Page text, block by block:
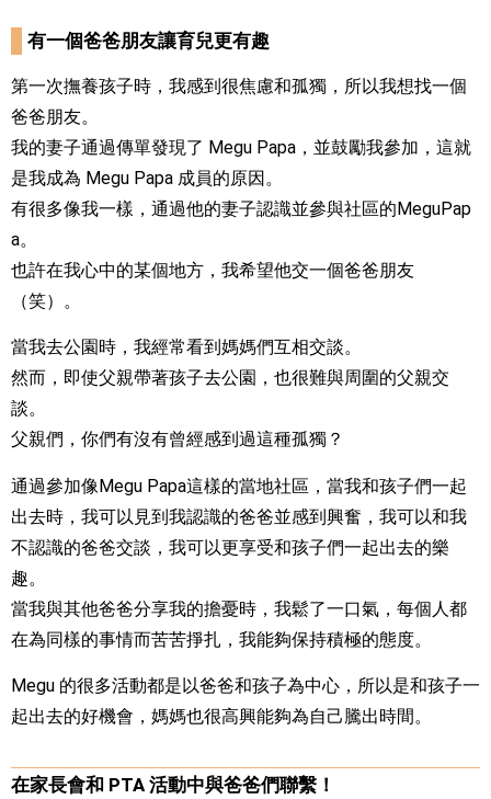
有一個爸爸朋友讓育兒更有趣
第一次撫養孩子時，我感到很焦慮和孤獨，所以我想找一個
爸爸朋友。
我的妻子通過傳單發現了 Megu Papa，並鼓勵我參加，這就
是我成為 Megu Papa 成員的原因。
有很多像我一樣，通過他的妻子認識並參與社區的MeguPap
a。
也許在我心中的某個地方，我希望他交一個爸爸朋友
（笑）。
當我去公園時，我經常看到媽媽們互相交談。
然而，即使父親帶著孩子去公園，也很難與周圍的父親交
談。
父親們，你們有沒有曾經感到過這種孤獨？
通過參加像Megu Papa這樣的當地社區，當我和孩子們一起
出去時，我可以見到我認識的爸爸並感到興奮，我可以和我
不認識的爸爸交談，我可以更享受和孩子們一起出去的樂
趣。
當我與其他爸爸分享我的擔憂時，我鬆了一口氣，每個人都
在為同樣的事情而苦苦掙扎，我能夠保持積極的態度。
Megu 的很多活動都是以爸爸和孩子為中心，所以是和孩子一
起出去的好機會，媽媽也很高興能夠為自己騰出時間。
在家長會和 PTA 活動中與爸爸們聯繫！